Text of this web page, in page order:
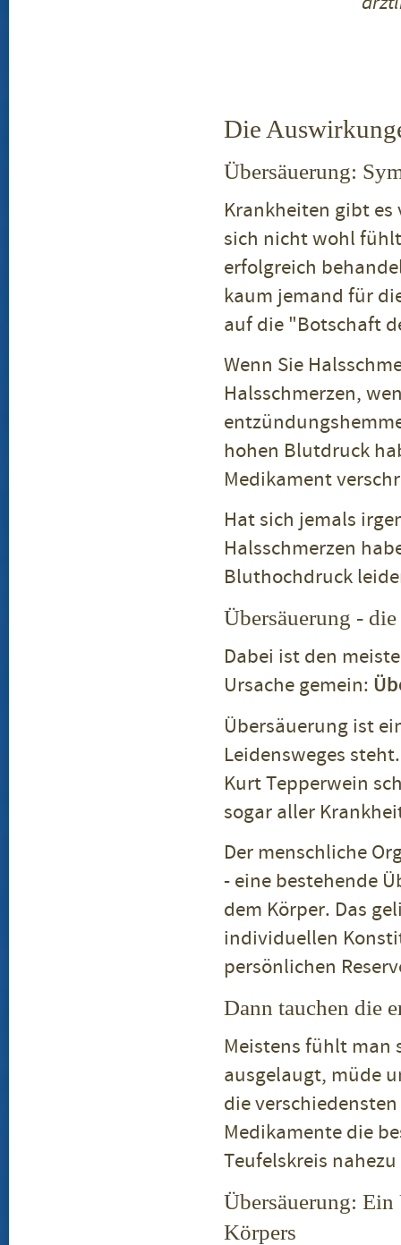
Die
Übersäuerung:
Krankheiten gibt
sich nicht wohl
erfolgreich
kaum jemand für
auf die "Botschaft
Wenn Sie
Halsschmerzen,
hohen Blutdruck
Medikament
Hat sich jemals
Halsschmerzen
Bluthochdruck
Übersäuerung -
Dabei ist den
Ursache gemein:
Übersäuerung ist
Leidensweges
Kurt Tepperwein
sogar aller
Der menschliche
- eine bestehende
dem Körper. Das
individuellen
persönlichen
Dann tauchen die
Meistens fühlt man
ausgelaugt, müde
die
Medikamente die
Teufelskreis
Übersäuerung:
Körpers